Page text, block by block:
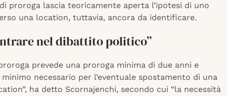
proroga lascia teoricamente aperta l’ipotesi di uno
una location, tuttavia, ancora da identificare.
nel dibattito politico”
prevede una proroga minima di due anni e
necessario per l’eventuale spostamento di una
ha detto Scornajenchi, secondo cui “la necessità